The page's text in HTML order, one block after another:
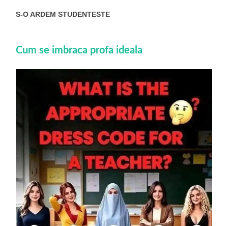
S-O ARDEM STUDENTESTE
Cum se imbraca profa ideala